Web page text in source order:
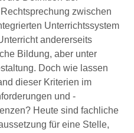
zwischen
Unterrichtssystem
andererseits
Bildung, aber unter
Doch wie lassen
dieser Kriterien im
und -
Heute sind fachliche
für eine Stelle,